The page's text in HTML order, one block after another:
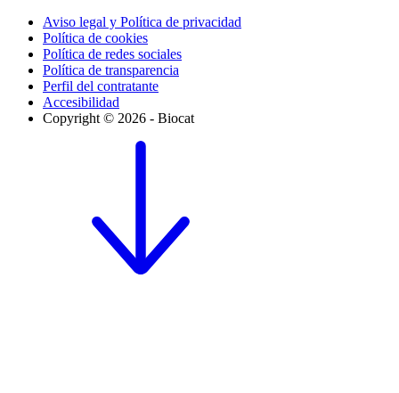
Aviso legal y Política de privacidad
Política de cookies
Política de redes sociales
Política de transparencia
Perfil del contratante
Accesibilidad
Copyright © 2026 - Biocat